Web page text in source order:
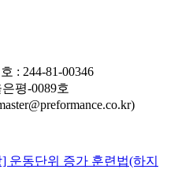
: 244-81-00346
평-0089호
운동단위 증가 훈련법(하지